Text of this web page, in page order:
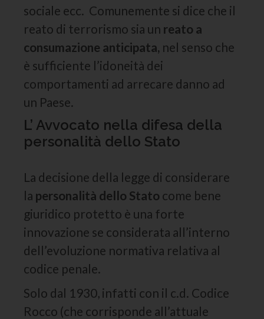
sociale ecc. Comunemente si dice che il
reato di terrorismo sia un reato a
consumazione anticipata, nel senso che
è sufficiente l’idoneità dei
comportamenti ad arrecare danno ad
un Paese.
L’ Avvocato nella difesa della
personalità dello Stato
La decisione della legge di considerare
la personalità dello Stato come bene
giuridico protetto è una forte
innovazione se considerata all’interno
dell’evoluzione normativa relativa al
codice penale.
Solo dal 1930, infatti con il c.d. Codice
Rocco (che corrisponde all’attuale